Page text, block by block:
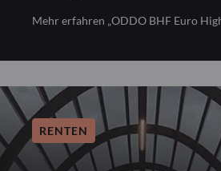
Mehr erfahren „ODDO BHF Euro
RENTEN